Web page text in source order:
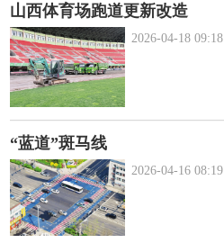
山西体育场跑道更新改造
2026-04-18 09:18
“蓝道”斑马线
2026-04-16 08:19